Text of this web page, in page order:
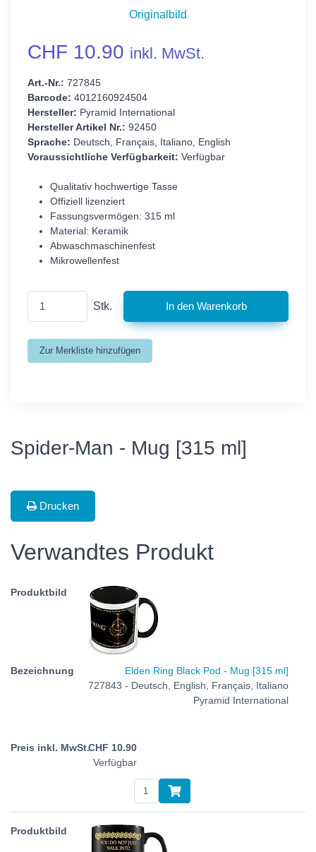
Originalbild
CHF 10.90 inkl. MwSt.
Art.-Nr.: 727845
Barcode: 4012160924504
Hersteller: Pyramid International
Hersteller Artikel Nr.: 92450
Sprache: Deutsch, Français, Italiano, English
Voraussichtliche Verfügbarkeit: Verfügbar
Qualitativ hochwertige Tasse
Offiziell lizenziert
Fassungsvermögen: 315 ml
Material: Keramik
Abwaschmaschinenfest
Mikrowellenfest
Stk.
Spider-Man - Mug [315 ml]
Drucken
Verwandtes Produkt
Elden Ring Black Pod - Mug [315 ml]
727843 - Deutsch, English, Français, Italiano
Pyramid International
CHF 10.90
Verfügbar